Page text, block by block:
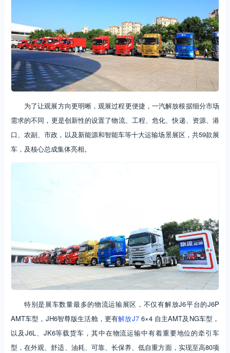
为了让观展方向更明晰，观展过程更便捷，一汽解放根据细分市场
需求的不同，更是创新性的设置了物流、工程、危化、快递、资源、港
口、农副、市政，以及新能源和智能车等十大运输场景展区，共59款展
车，及核心总成集体亮相。
特别是展车数量最多的物流运输展区，不仅有解放J6平台的J6P
AMT车型，JH6智尊版生活舱，更有解放J76×4 自主AMT及NG车型，
以及J6L、JK6等载货车，其中在物流运输中有着重要地位的牵引车
型，在外观、舒适、油耗、可靠、长保养、低自重方面，实现至高80项